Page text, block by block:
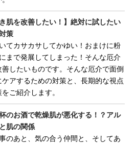
き肌を改善したい！】絶対に試したい
策
てカサカサしてかゆい！おまけに粉
まで発展してしまった！そんな厄介
したいものです。そんな厄介で面倒
アするための対策と、長期的な視点
ご紹介します。
のお酒で乾燥肌が悪化する！？アル
肌の関係
のあと、気の合う仲間と、そしてあ